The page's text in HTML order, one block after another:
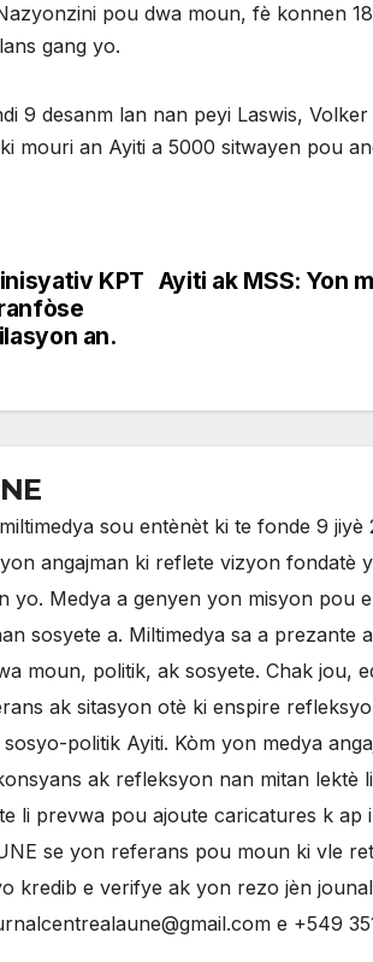
pou dwa moun, fè konnen
gang yo.
9 desanm lan nan peyi Laswis,
mouri an Ayiti a 5000 sitwayen pou
Ayiti ak MSS: Yon
KPT
an.
sou entènèt ki te fonde 9 jiyè
angajman ki reflete vizyon fondatè
Medya a genyen yon misyon pou
sosyete a. Miltimedya sa a prezante
moun, politik, ak sosyete. Chak jou,
ak sitasyon otè ki enspire
politik Ayiti. Kòm yon medya
ak refleksyon nan mitan lektè
li prevwa pou ajoute caricatures k ap
se yon referans pou moun ki vle
kredib e verifye ak yon rezo jèn
e +549